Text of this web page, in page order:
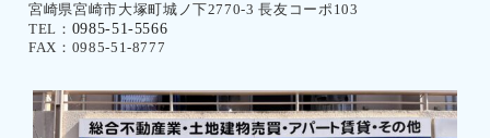
宮崎県宮崎市大塚町城ノ下2770-3 長友コーポ103
TEL： 0985-51-5566
FAX：0985-51-8777